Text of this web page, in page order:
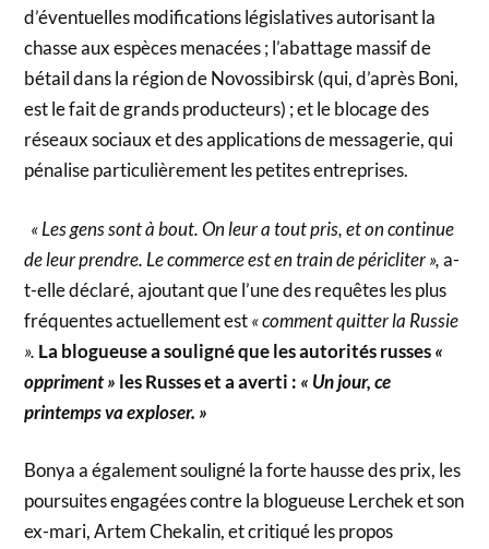
d’éventuelles modifications législatives autorisant la
chasse aux espèces menacées ; l’abattage massif de
bétail dans la région de Novossibirsk (qui, d’après Boni,
est le fait de grands producteurs) ; et le blocage des
réseaux sociaux et des applications de messagerie, qui
pénalise particulièrement les petites entreprises.
« Les gens sont à bout. On leur a tout pris, et on continue
de leur prendre. Le commerce est en train de péricliter »,a-
t-elle déclaré, ajoutant que l’une des requêtes les plus
fréquentes actuellement est« comment quitter la Russie
». La blogueuse a souligné que les autorités russes«
oppriment » les Russes et a averti : « Un jour, ce
printemps va exploser. »
Bonya a également souligné la forte hausse des prix, les
poursuites engagées contre la blogueuse Lerchek et son
ex-mari, Artem Chekalin, et critiqué les propos